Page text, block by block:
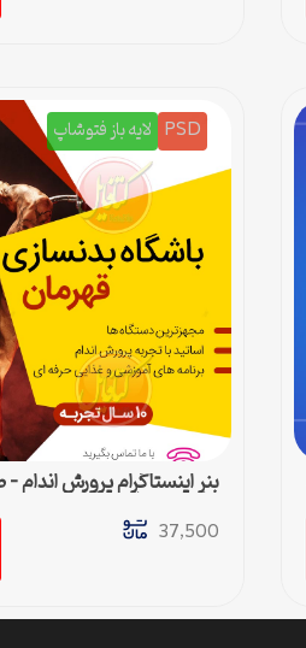
PSD لایه باز فتوشاپ
بنر اینستاگرام پرورش اندام
37,500